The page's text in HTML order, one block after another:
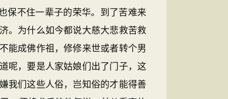
保不住一辈子的荣华。到了苦难来
。为什么如今都说大慈大悲救苦救
能成佛作祖，修修来世或者转个男
呢，要是人家姑娘们出了门子，这
我们这些人俗，岂知俗的才能得善